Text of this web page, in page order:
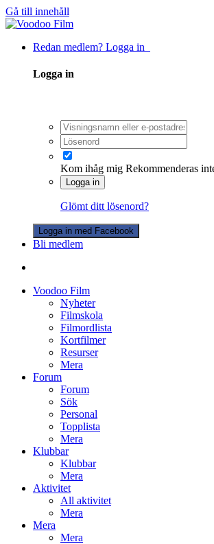
Gå till innehåll
Redan medlem? Logga in
Logga in
Kom ihåg mig Rekommenderas
Logga in
Glömt ditt lösenord?
Logga in med Facebook
Bli medlem
Voodoo Film
Nyheter
Filmskola
Filmordlista
Kortfilmer
Resurser
Mera
Forum
Forum
Sök
Personal
Topplista
Mera
Klubbar
Klubbar
Mera
Aktivitet
All aktivitet
Mera
Mera
Mera